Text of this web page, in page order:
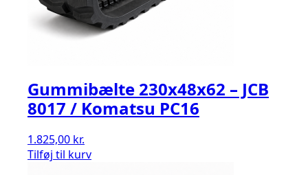
Gummibælte 230x48x62 – JCB
8017 / Komatsu PC16
1.825,00 kr.
Tilføj til kurv